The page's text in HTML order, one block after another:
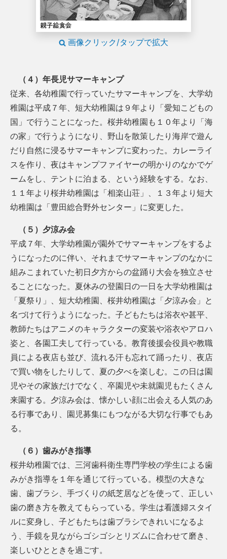
画像クリック/タップで拡大
（４）年長児サマーキャンプ
従来、各幼稚園で行っていたサマーキャンプを、大学幼
稚園は平成７年、短大幼稚園は９年より「愛知こどもの
国」で行うことになった。桜井幼稚園も１０年より「海
の家」で行うようになり、野山を散策したり海岸で遊ん
だり自然に浸るサマーキャンプに変わった。カレーライ
スを作り、夜はキャンプファイヤーの明かりのなかでゲ
ームをし、テントに泊まる、という経験をする。なお、
１１年より桜井幼稚園は「相楽山荘」、１３年より短大
幼稚園は「豊田総合野外センター」に変更した。
（５）夕涼み会
平成７年、大学幼稚園が園外でサマーキャンプをするよ
うになったのに伴い、それまでサマーキャンプのなかに
組みこまれていた初日夕方からの盆踊り大会を独立させ
ることになった。夏休みの登園日の一日を大学幼稚園は
「夏祭り」、短大幼稚園、桜井幼稚園は「夕涼み会」と
名づけて行うようになった。子どもたちは浴衣や甚平、
教師たちはアニメのキャラクターの変装や浴衣やアロハ
姿と、各園工夫して行っている。教育後援会役員や教職
員による夜店も並び、流れる汗も忘れて踊ったり、夜店
で買い物をしたりして、夏の夕べを楽しむ。この日は園
児やその家族だけでなく、卒園児や未就園児もたくさん
来園する。夕涼み会は、懐かしい顔に出会える人気のあ
る行事であり、園児募集にもつながる大切な行事でもあ
る。
（６）歯みがき指導
桜井幼稚園では、三河歯科衛生専門学校の学生による歯
みがき指導を１年を通じて行っている。模型の大きな
歯、歯ブラシ、手づくりの紙芝居などを使って、正しい
歯の磨き方を教えてもらっている。学生は看護婦スタイ
ルに変身し、子どもたちは歯ブラシできれいになるよ
う、手鏡を見ながらゴシゴシとリズムに合わせて磨き、
楽しいひとときを過ごす。